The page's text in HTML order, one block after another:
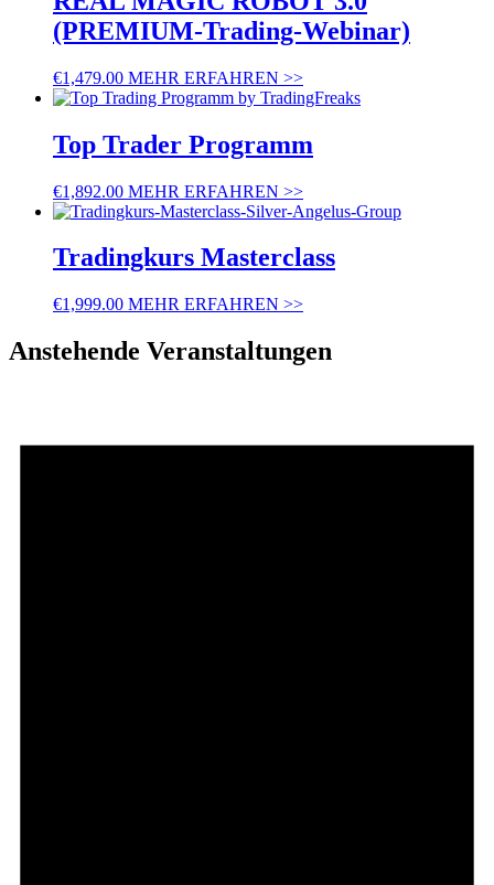
(PREMIUM-Trading-Webinar)
€1,479.00 MEHR ERFAHREN >>
Top Trader Programm
€1,892.00 MEHR ERFAHREN >>
Tradingkurs Masterclass
€1,999.00 MEHR ERFAHREN >>
Anstehende Veranstaltungen